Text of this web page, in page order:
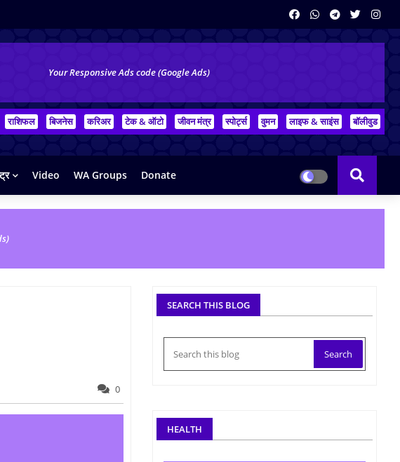
Your Responsive Ads code (Google Ads)
राशिफल बिजनेस करिअर टेक & ऑटो जीवन मंत्र स्पोर्ट्स वुमन लाइफ & साइंस बॉलीवुड
Video WA Groups Donate
0
SEARCH THIS BLOG
HEALTH